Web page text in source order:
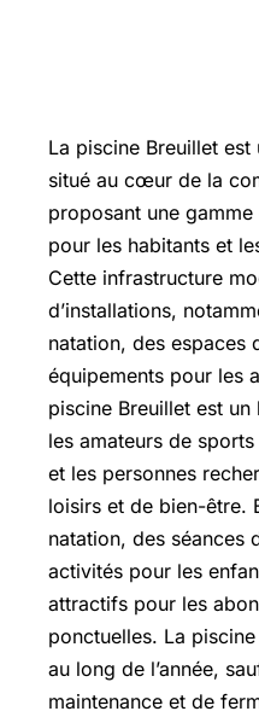
La piscine Breuillet
situé au cœur de la
proposant une
pour les habitants et
Cette infrastructure
d’installations,
natation, des espaces
équipements pour les
piscine Breuillet est
les amateurs de
et les personnes
loisirs et de bien-être.
natation, des séances
activités pour les
attractifs pour les
ponctuelles. La
au long de l’année,
maintenance et de